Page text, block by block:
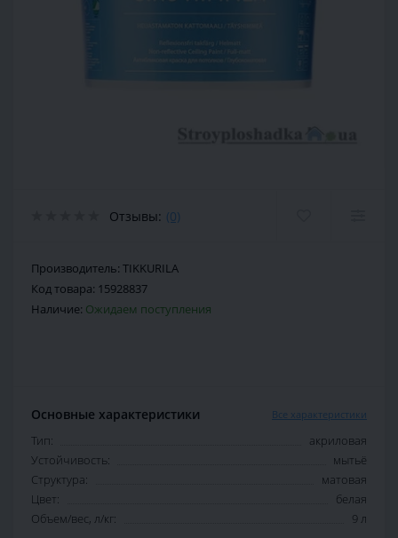
Отзывы: (0)
Производитель: TIKKURILA
Код товара: 15928837
Наличие: Ожидаем поступления
Основные характеристики Все характеристики
Тип:
акриловая
Устойчивость:
мытьё
Структура:
матовая
Цвет:
белая
Объем/вес, л/кг:
9 л